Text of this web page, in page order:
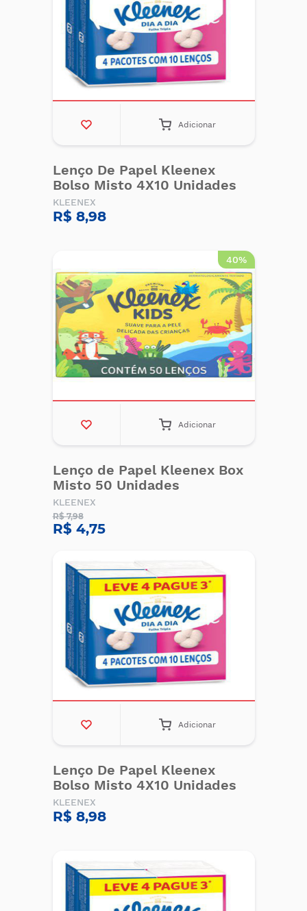
Adicionar
Lenço De Papel Kleenex
Bolso Misto 4X10 Unidades
KLEENEX
R$ 8,98
40%
Adicionar
Lenço de Papel Kleenex Box
Misto 50 Unidades
KLEENEX
R$ 7,98
R$ 4,75
Adicionar
Lenço De Papel Kleenex
Bolso Misto 4X10 Unidades
KLEENEX
R$ 8,98